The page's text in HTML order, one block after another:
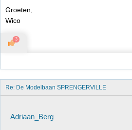
Groeten,
Wico
3
Re: De Modelbaan SPRENGERVILLE
Adriaan_Berg